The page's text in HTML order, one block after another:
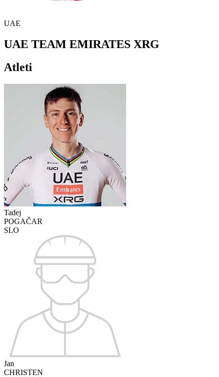
UAE
UAE TEAM EMIRATES XRG
Atleti
Tadej
POGAČAR
SLO
Jan
CHRISTEN